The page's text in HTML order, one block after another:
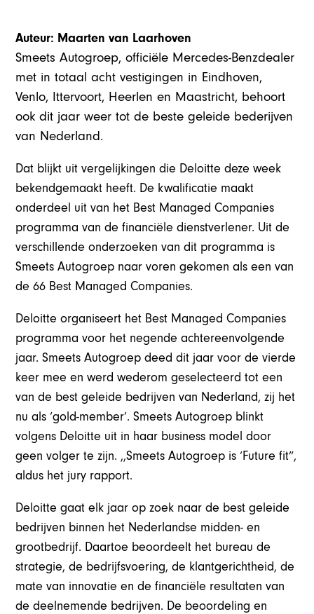
Auteur: Maarten van Laarhoven
Smeets Autogroep, officiële Mercedes-Benzdealer
met in totaal acht vestigingen in Eindhoven,
Venlo, Ittervoort, Heerlen en Maastricht, behoort
ook dit jaar weer tot de beste geleide bederijven
van Nederland.
Dat blijkt uit vergelijkingen die Deloitte deze week
bekendgemaakt heeft. De kwalificatie maakt
onderdeel uit van het Best Managed Companies
programma van de financiële dienstverlener. Uit de
verschillende onderzoeken van dit programma is
Smeets Autogroep naar voren gekomen als een van
de 66 Best Managed Companies.
Deloitte organiseert het Best Managed Companies
programma voor het negende achtereenvolgende
jaar. Smeets Autogroep deed dit jaar voor de vierde
keer mee en werd wederom geselecteerd tot een
van de best geleide bedrijven van Nederland, zij het
nu als ‘gold-member’. Smeets Autogroep blinkt
volgens Deloitte uit in haar business model door
geen volger te zijn. ,,Smeets Autogroep is ‘Future fit”,
aldus het jury rapport.
Deloitte gaat elk jaar op zoek naar de best geleide
bedrijven binnen het Nederlandse midden- en
grootbedrijf. Daartoe beoordeelt het bureau de
strategie, de bedrijfsvoering, de klantgerichtheid, de
mate van innovatie en de financiële resultaten van
de deelnemende bedrijven. De beoordeling en